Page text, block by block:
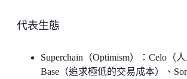
代表生態
Superchain（Optimism）：Celo（
Base（追求極低的交易成本）、